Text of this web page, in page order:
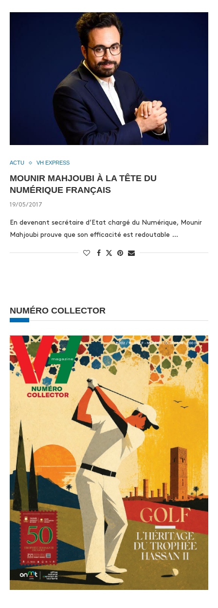
ACTU VH EXPRESS
MOUNIR MAHJOUBI À LA TÊTE DU
NUMÉRIQUE FRANÇAIS
19/05/2017
En devenant secrétaire d’Etat chargé du Numérique, Mounir
Mahjoubi prouve que son efficacité est redoutable …
NUMÉRO COLLECTOR